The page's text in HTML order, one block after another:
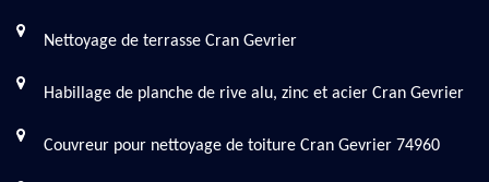
Nettoyage de terrasse Cran Gevrier
Habillage de planche de rive alu, zinc et acier Cran Gevrier
Couvreur pour nettoyage de toiture Cran Gevrier 74960